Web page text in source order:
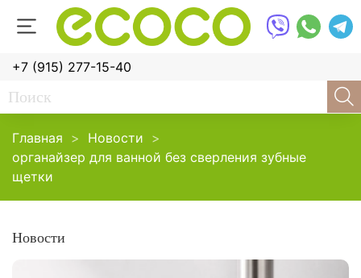
+7 (915) 277-15-40
Главная
Новости
органайзер для ванной без сверления зубные
щетки
Новости